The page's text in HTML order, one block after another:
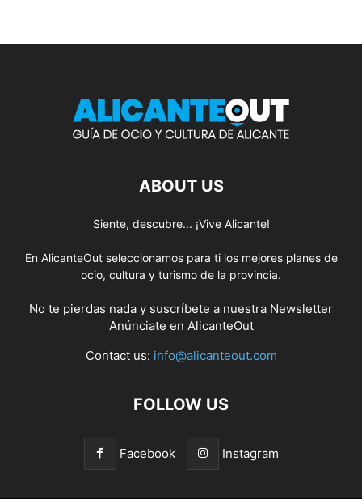
ABOUT US
Siente, descubre... ¡Vive Alicante!
En AlicanteOut seleccionamos para ti los mejores planes de
ocio, cultura y turismo de la provincia.
No te pierdas nada y suscríbete a nuestra Newsletter
Anúnciate en AlicanteOut
Contact us: info@alicanteout.com
FOLLOW US
Facebook Instagram